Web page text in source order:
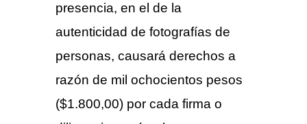
presencia, en el de la
autenticidad de fotografías de
personas, causará derechos a
razón de mil ochocientos pesos
($1.800,00) por cada firma o